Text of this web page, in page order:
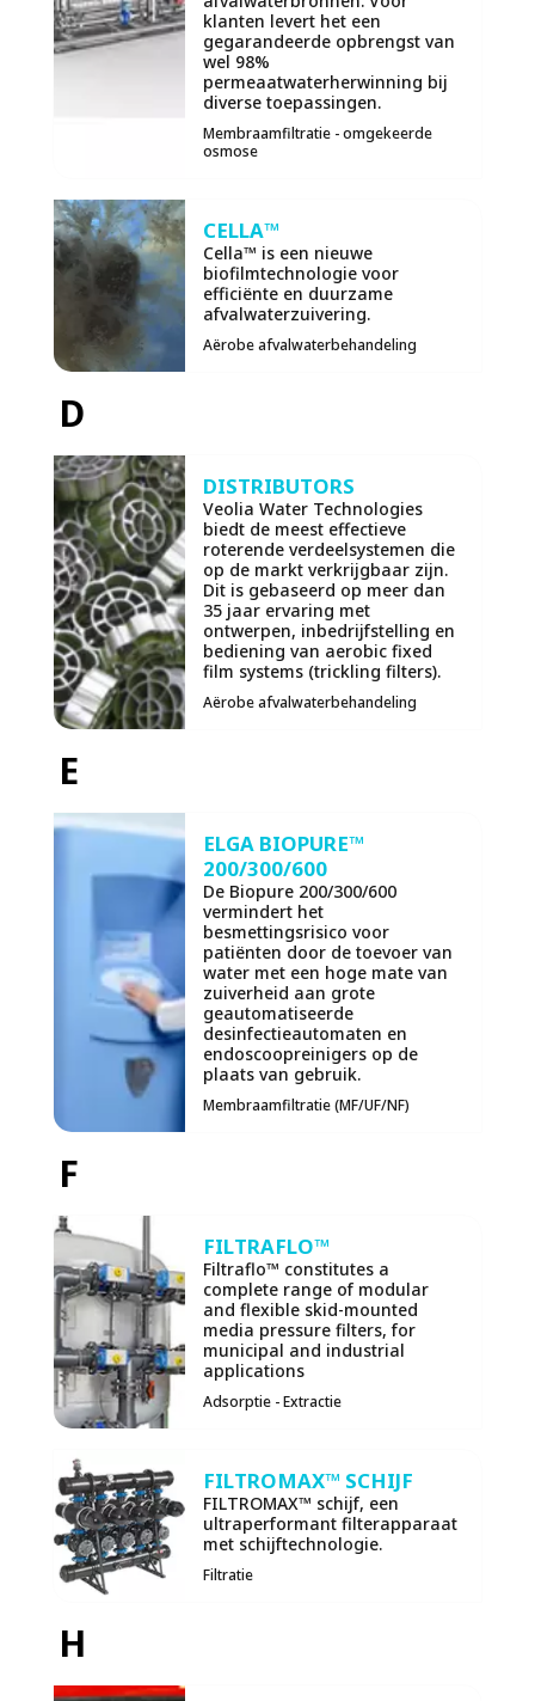
klanten levert het een
gegarandeerde opbrengst van
wel 98%
permeaatwaterherwinning bij
diverse toepassingen.
Membraamfiltratie - omgekeerde
osmose
CELLA™
Cella™ is een nieuwe
biofilmtechnologie voor
efficiënte en duurzame
afvalwaterzuivering.
Aërobe afvalwaterbehandeling
D
DISTRIBUTORS
Veolia Water Technologies
biedt de meest effectieve
roterende verdeelsystemen die
op de markt verkrijgbaar zijn.
Dit is gebaseerd op meer dan
35 jaar ervaring met
ontwerpen, inbedrijfstelling en
bediening van aerobic fixed
film systems (trickling filters).
Aërobe afvalwaterbehandeling
E
ELGA BIOPURE™
200/300/600
De Biopure 200/300/600
vermindert het
besmettingsrisico voor
patiënten door de toevoer van
water met een hoge mate van
zuiverheid aan grote
geautomatiseerde
desinfectieautomaten en
endoscoopreinigers op de
plaats van gebruik.
Membraamfiltratie (MF/UF/NF)
F
FILTRAFLO™
Filtraflo™ constitutes a
complete range of modular
and flexible skid-mounted
media pressure filters, for
municipal and industrial
applications
Adsorptie - Extractie
FILTROMAX™ SCHIJF
FILTROMAX™ schijf, een
ultraperformant filterapparaat
met schijftechnologie.
Filtratie
H